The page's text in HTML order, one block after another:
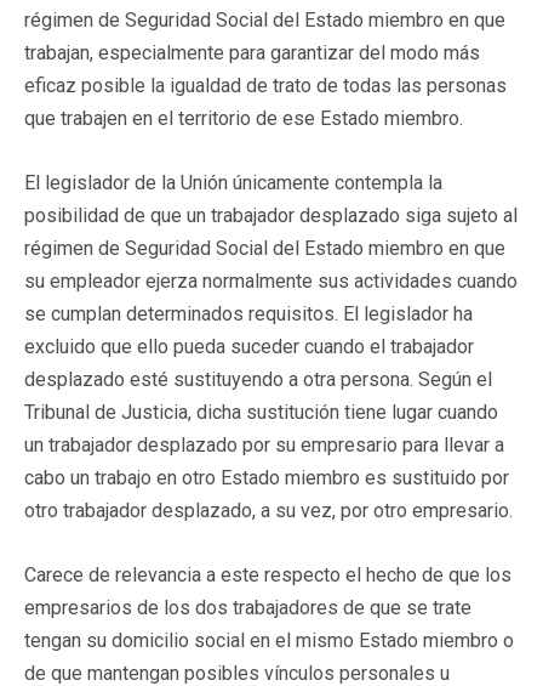
régimen de Seguridad Social del Estado miembro en que
trabajan, especialmente para garantizar del modo más
eficaz posible la igualdad de trato de todas las personas
que trabajen en el territorio de ese Estado miembro.
El legislador de la Unión únicamente contempla la
posibilidad de que un trabajador desplazado siga sujeto al
régimen de Seguridad Social del Estado miembro en que
su empleador ejerza normalmente sus actividades cuando
se cumplan determinados requisitos. El legislador ha
excluido que ello pueda suceder cuando el trabajador
desplazado esté sustituyendo a otra persona. Según el
Tribunal de Justicia, dicha sustitución tiene lugar cuando
un trabajador desplazado por su empresario para llevar a
cabo un trabajo en otro Estado miembro es sustituido por
otro trabajador desplazado, a su vez, por otro empresario.
Carece de relevancia a este respecto el hecho de que los
empresarios de los dos trabajadores de que se trate
tengan su domicilio social en el mismo Estado miembro o
de que mantengan posibles vínculos personales u